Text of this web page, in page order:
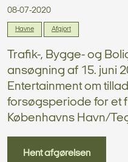
08-07-2020
Havne Afgjort
Trafik-, Bygge- og
ansøgning af 15. juni
Entertainment om
forsøgsperiode for et
Københavns Havn/
Hent afgørelsen